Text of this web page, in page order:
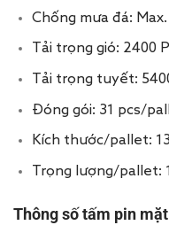
Chống mưa đá:
Tải trọng gió: 2400
Tải trọng tuyết:
Đóng gói: 31 pcs/
Kích thước/pallet:
Trọng lượng/pallet:
Thông số tấm pin